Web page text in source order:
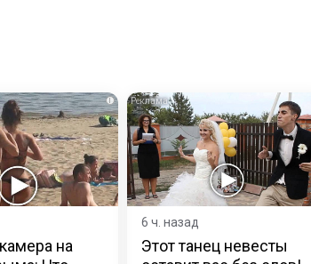
i
на
6 ч. назад
Этот танец невесты